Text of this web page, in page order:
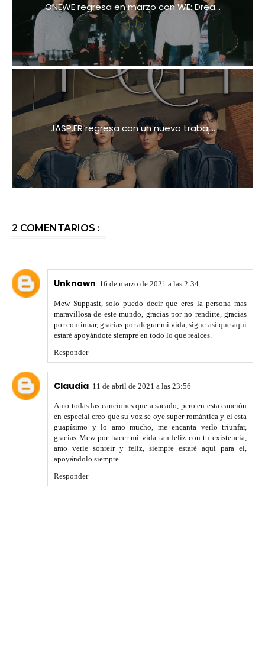
ONEWE regresa en marzo con WE: Drea...
JASP.ER regresa con un nuevo trabaj...
2 COMENTARIOS :
Unknown 16 de marzo de 2021 a las 2:34
Mew Suppasit, solo puedo decir que eres la persona mas
maravillosa de este mundo, gracias por no rendirte, gracias
por continuar, gracias por alegrar mi vida, sigue así que aquí
estaré apoyándote siempre en todo lo que realces.
Responder
Claudia 11 de abril de 2021 a las 23:56
Amo todas las canciones que a sacado, pero en esta canción
en especial creo que su voz se oye super romántica y el esta
guapísimo y lo amo mucho, me encanta verlo triunfar,
gracias Mew por hacer mi vida tan feliz con tu existencia,
amo verle sonreír y feliz, siempre estaré aquí para el,
apoyándolo siempre.
Responder